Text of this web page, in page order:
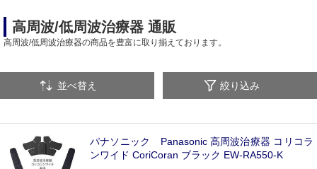
高周波/低周波治療器 通販
高周波/低周波治療器の商品を豊富に取り揃えております。
並べ替え 絞り込み
パナソニック Panasonic 高周波治療器 コリコラ
ンワイド CoriCoran ブラック EW-RA550-K